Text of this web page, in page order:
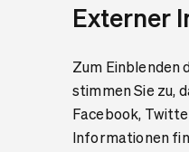
Externer
Zum Einblenden
stimmen Sie zu,
Facebook,
Informationen